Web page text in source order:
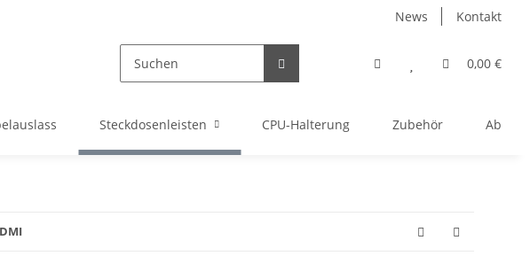
News Kontakt
0,00 €
Steckdosenleisten CPU-Halterung Zubehör